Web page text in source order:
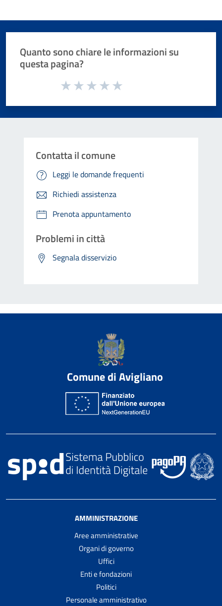
Quanto sono chiare le informazioni su
questa pagina?
Valuta da 1 a 5 stelle la pagina
Contatta il comune
Leggi le domande frequenti
Richiedi assistenza
Prenota appuntamento
Problemi in città
Segnala disservizio
Comune di Avigliano
AMMINISTRAZIONE
Aree amministrative
Organi di governo
Uffici
Enti e fondazioni
Politici
Personale amministrativo